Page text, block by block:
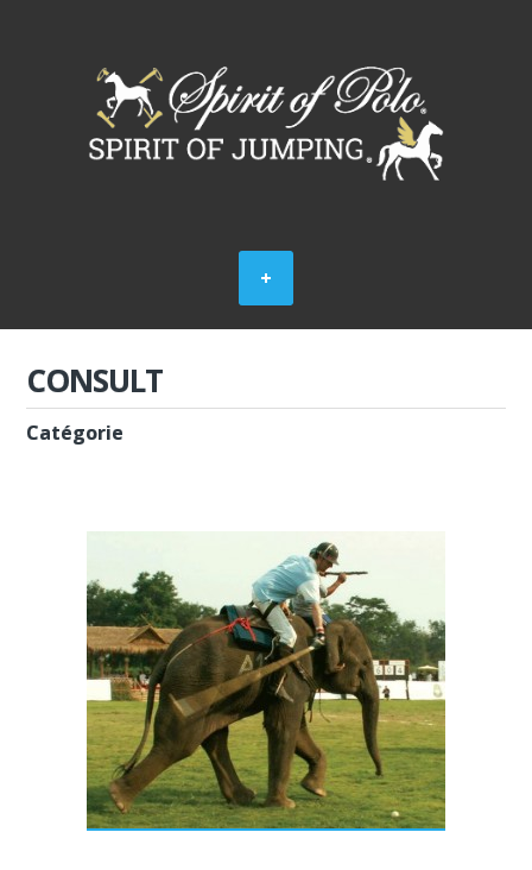
CONSULT
Catégorie